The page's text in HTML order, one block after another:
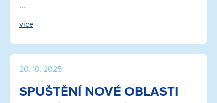
...
více
20. 10. 2025
SPUŠTĚNÍ NOVÉ OBLASTI